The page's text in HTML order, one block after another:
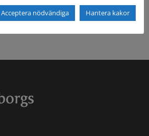
Säkerhetsordningen
Acceptera nödvändiga Hantera kakor